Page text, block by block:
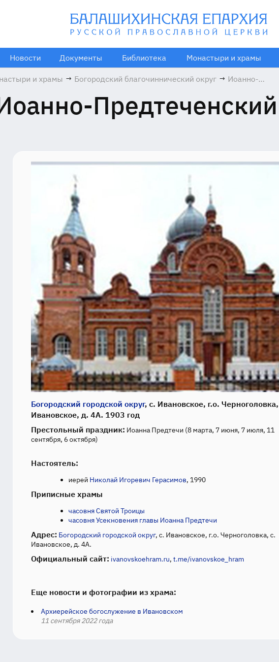
Новости Документы Библиотека Монастыри и храмы
и храмы → Богородский благочиннический округ → Иоанно-
храм
Богородский городской округ, с. Ивановское, г.о.
Ивановское, д. 4А. 1903 год
Престольный праздник: Иоанна Предтечи (8 марта, 7 июня, 7 июля, 11
сентября, 6 октября)
Настоятель:
иерей Николай Игоревич Герасимов, 1990
Приписные храмы
часовня Святой Троицы
часовня Усекновения главы Иоанна Предтечи
Адрес: Богородский городской округ, с. Ивановское, г.о. Черноголовка, с.
Ивановское, д. 4А.
Официальный сайт: ivanovskoehram.ru, t.me/ivanovskoe_hram
Еще новости и фотографии из храма:
Архиерейское богослужение в Ивановском
11 сентября 2022 года